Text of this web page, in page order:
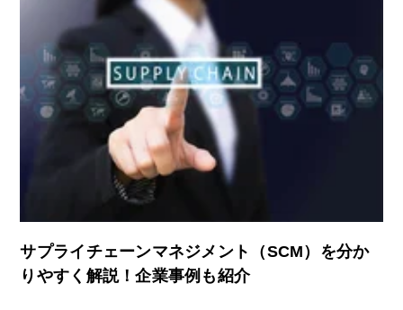
サプライチェーンマネジメント（SCM）を分か
りやすく解説！企業事例も紹介